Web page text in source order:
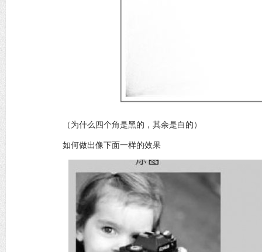
（为什么四个角是黑的，其余是白的）
如何做出像下面一样的效果